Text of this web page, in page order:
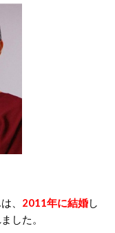
、 2011年に結婚し
した。